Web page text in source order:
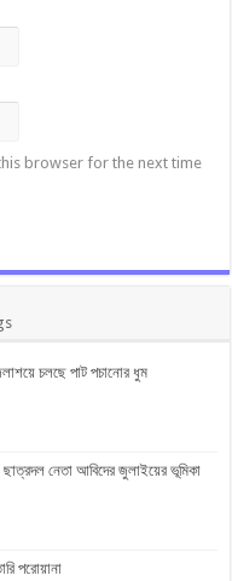
browser for the next time
চলছে পাট পচানোর ধুম
নেতা আবিদের জুলাইয়ের ভূমিকা
পরোয়ানা